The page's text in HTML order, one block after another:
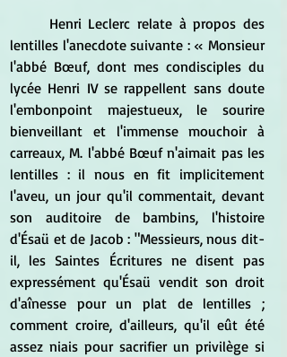
lentilles l'anecdote suivante : « Monsieur
l'abbé Bœuf, dont mes condisciples du
lycée Henri IV se rappellent sans doute
l'embonpoint majestueux, le sourire
bienveillant et l'immense mouchoir à
carreaux, M. l'abbé Bœuf n'aimait pas les
lentilles : il nous en fit implicitement
l'aveu, un jour qu'il commentait, devant
son auditoire de bambins, l'histoire
d'Ésaü et de Jacob : "Messieurs, nous dit-
il, les Saintes Écritures ne disent pas
expressément qu'Ésaü vendit son droit
d'aînesse pour un plat de lentilles ;
comment croire, d'ailleurs, qu'il eût été
assez niais pour sacrifier un privilège si